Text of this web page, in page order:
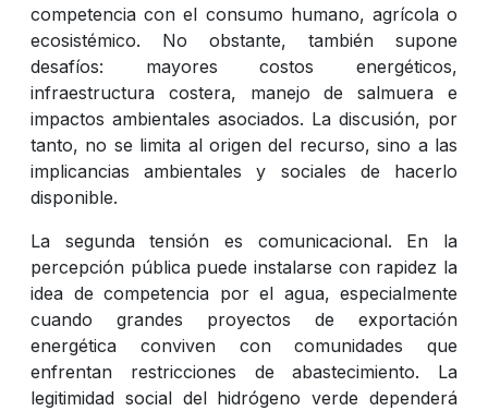
competencia con el consumo humano, agrícola o
ecosistémico. No obstante, también supone
desafíos: mayores costos energéticos,
infraestructura costera, manejo de salmuera e
impactos ambientales asociados. La discusión, por
tanto, no se limita al origen del recurso, sino a las
implicancias ambientales y sociales de hacerlo
disponible.
La segunda tensión es comunicacional. En la
percepción pública puede instalarse con rapidez la
idea de competencia por el agua, especialmente
cuando grandes proyectos de exportación
energética conviven con comunidades que
enfrentan restricciones de abastecimiento. La
legitimidad social del hidrógeno verde dependerá